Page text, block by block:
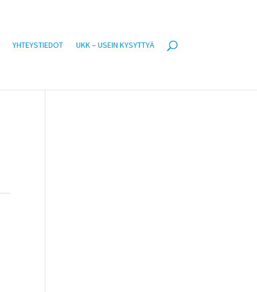
YHTEYSTIEDOT UKK – USEIN KYSYTTYÄ